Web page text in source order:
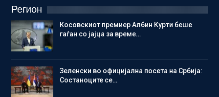
Регион
Косовскиот премиер Албин Курти беше
гаѓан со јајца за време…
Зеленски во официјална посета на Србија:
Состаноците се…